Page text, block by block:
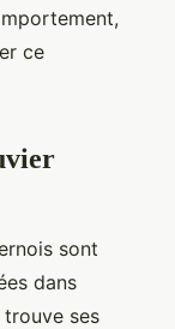
ce
sont
dans
trouve ses